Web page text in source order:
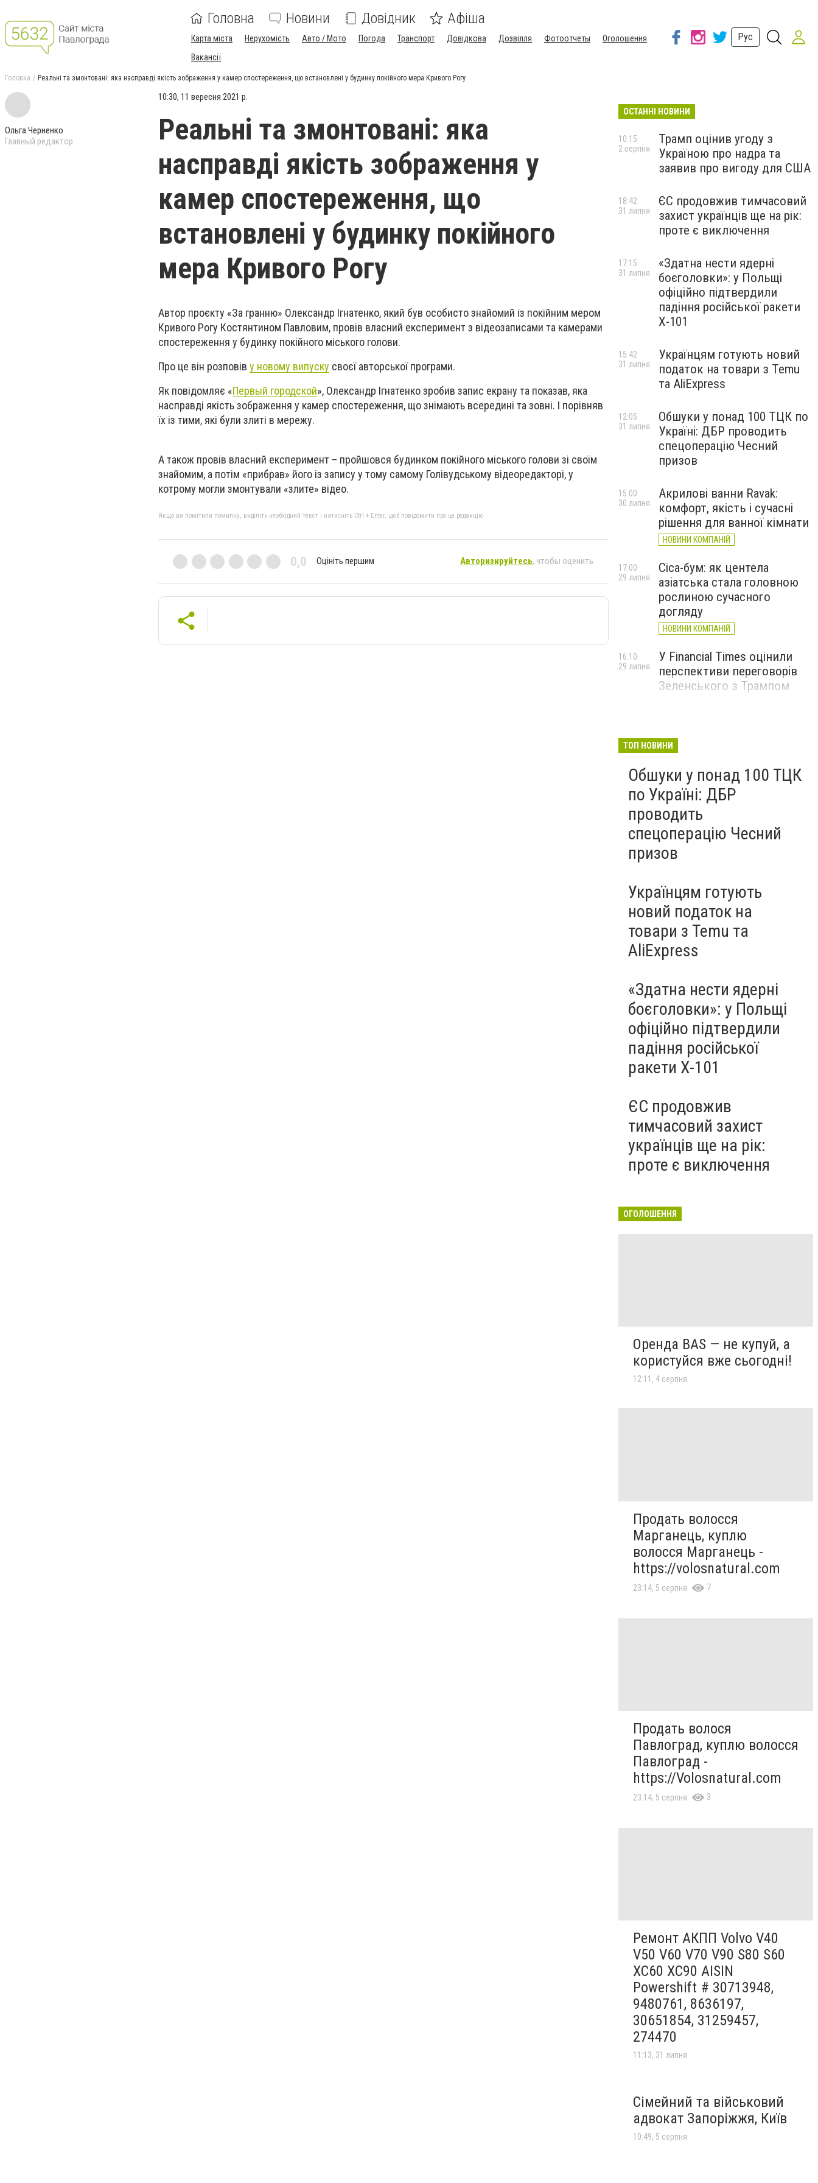
Головна Новини Довідник Афіша
Карта міста Нерухомість Авто / Мото Погода Транспорт Довідкова Дозвілля Фотоотчеты
Оголошення
Вакансії
Рус
Головна Реальні та змонтовані: яка насправді якість зображення у камер спостереження, що встановлені у будинку покійного мера Кривого Рогу
Ольга Черненко
Главный редактор
10:30, 11 вересня 2021 р.
Реальні та змонтовані: яка
насправді якість зображення у
камер спостереження, що
встановлені у будинку покійного
мера Кривого Рогу
Автор проєкту «За гранню» Олександр Ігнатенко, який був особисто знайомий із покійним мером
Кривого Рогу Костянтином Павловим, провів власний експеримент з відеозаписами та камерами
спостереження у будинку покійного міського голови.
Про це він розповів у новому випуску своєї авторської програми.
Як повідомляє «Первый городской», Олександр Ігнатенко зробив запис екрану та показав, яка
насправді якість зображення у камер спостереження, що знімають всередині та зовні. І порівняв
їх із тими, які були злиті в мережу.
А також провів власний експеримент – пройшовся будинком покійного міського голови зі своїм
знайомим, а потім «прибрав» його із запису у тому самому Голівудському відеоредакторі, у
котрому могли змонтували «злите» відео.
Якщо ви помітили помилку, виділіть необхідний текст і натисніть Ctrl + Enter, щоб повідомити про це редакцію
0,0 Оцініть першим Авторизируйтесь, чтобы оценить
ОСТАННІ НОВИНИ
Трамп оцінив угоду з
Україною про надра та
заявив про вигоду для США
10:15
2 серпня
ЄС продовжив тимчасовий
захист українців ще на рік:
проте є виключення
18:42
31 липня
«Здатна нести ядерні
боєголовки»: у Польщі
офіційно підтвердили
падіння російської ракети
Х-101
17:15
31 липня
Українцям готують новий
податок на товари з Temu
та AliExpress
15:42
31 липня
Обшуки у понад 100 ТЦК по
Україні: ДБР проводить
спецоперацію Чесний
призов
12:05
31 липня
Акрилові ванни Ravak:
комфорт, якість і сучасні
рішення для ванної кімнати
НОВИНИ КОМПАНІЙ
15:00
30 липня
Cica-бум: як центела
азіатська стала головною
рослиною сучасного
догляду
НОВИНИ КОМПАНІЙ
17:00
29 липня
У Financial Times оцінили
перспективи переговорів
Зеленського з Трампом
16:10
29 липня
ТОП НОВИНИ
Обшуки у понад 100 ТЦК
по Україні: ДБР
проводить
спецоперацію Чесний
призов
Українцям готують
новий податок на
товари з Temu та
AliExpress
«Здатна нести ядерні
боєголовки»: у Польщі
офіційно підтвердили
падіння російської
ракети Х-101
ЄС продовжив
тимчасовий захист
українців ще на рік:
проте є виключення
ОГОЛОШЕННЯ
Оренда BAS — не купуй, а
користуйся вже сьогодні!
12:11, 4 серпня
Продать волосся
Марганець, куплю
волосся Марганець -
https://volosnatural.com
23:14, 5 серпня 7
Продать волося
Павлоград, куплю волосся
Павлоград -
https://Volosnatural.com
23:14, 5 серпня 3
Ремонт АКПП Volvo V40
V50 V60 V70 V90 S80 S60
XC60 XC90 AISIN
Powershift # 30713948,
9480761, 8636197,
30651854, 31259457,
274470
11:13, 31 липня
Сімейний та військовий
адвокат Запоріжжя, Київ
10:49, 5 серпня